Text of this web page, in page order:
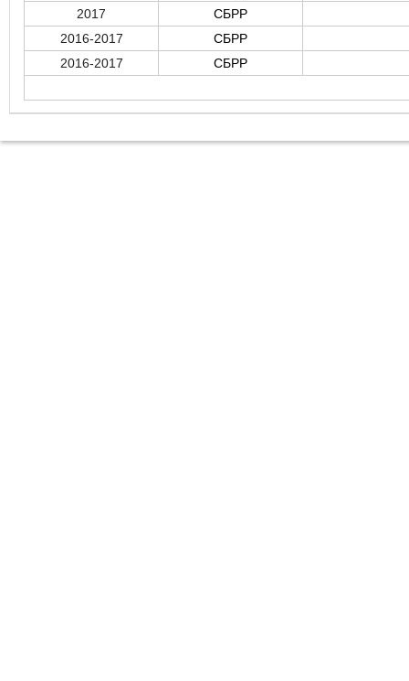
2017
СБРР
2016-2017
СБРР
2016-2017
СБРР